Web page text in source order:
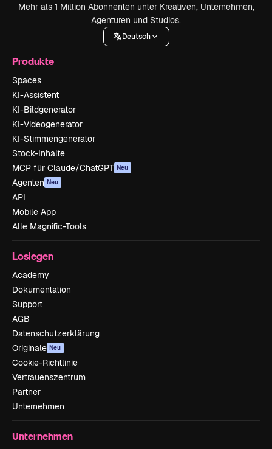
Mehr als 1 Million Abonnenten unter Kreativen, Unternehmen,
Agenturen und Studios.
Deutsch
Produkte
Spaces
KI-Assistent
KI-Bildgenerator
KI-Videogenerator
KI-Stimmengenerator
Stock-Inhalte
MCP für Claude/ChatGPT Neu
Agenten Neu
API
Mobile App
Alle Magnific-Tools
Loslegen
Academy
Dokumentation
Support
AGB
Datenschutzerklärung
Originale Neu
Cookie-Richtlinie
Vertrauenszentrum
Partner
Unternehmen
Unternehmen